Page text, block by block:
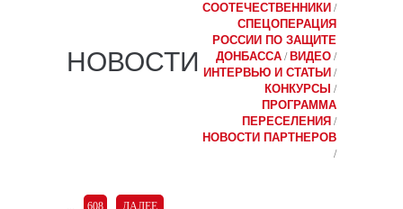
НОВОСТИ
СООТЕЧЕСТВЕННИКИ /
СПЕЦОПЕРАЦИЯ
РОССИИ ПО ЗАЩИТЕ
ДОНБАССА / ВИДЕО /
ИНТЕРВЬЮ И СТАТЬИ /
КОНКУРСЫ /
ПРОГРАММА
ПЕРЕСЕЛЕНИЯ /
НОВОСТИ ПАРТНЕРОВ
/
... 608 ДАЛЕЕ